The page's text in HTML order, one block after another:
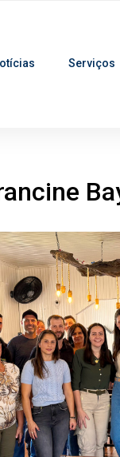
Serviços